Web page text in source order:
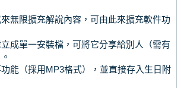
無限擴充解說內容，可由此來擴充軟件功
成單一安裝檔，可將它分享給別人（需有
能（採用MP3格式），並直接存入生日附